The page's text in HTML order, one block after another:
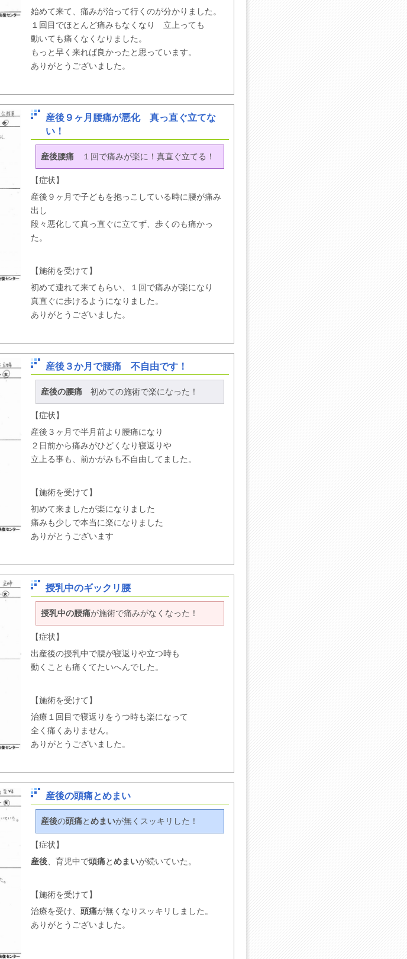
始めて来て、痛みが治って行くのが分かりました。
１回目でほとんど痛みもなくなり 立上っても
動いても痛くなくなりました。
もっと早く来れば良かったと思っています。
ありがとうございました。
産後９ヶ月腰痛が悪化 真っ直ぐ立てな
い！
産後腰痛 １回で痛みが楽に！真直ぐ立てる！
【症状】
産後９ヶ月で子どもを抱っこしている時に腰が痛み
出し
段々悪化して真っ直ぐに立てず、歩くのも痛かっ
た。
【施術を受けて】
初めて連れて来てもらい、１回で痛みが楽になり
真直ぐに歩けるようになりました。
ありがとうございました。
産後３か月で腰痛 不自由です！
産後の腰痛 初めての施術で楽になった！
【症状】
産後３ヶ月で半月前より腰痛になり
２日前から痛みがひどくなり寝返りや
立上る事も、前かがみも不自由してました。
【施術を受けて】
初めて来ましたが楽になりました
痛みも少しで本当に楽になりました
ありがとうございます
授乳中のギックリ腰
授乳中の腰痛が施術で痛みがなくなった！
【症状】
出産後の授乳中で腰が寝返りや立つ時も
動くことも痛くてたいへんでした。
【施術を受けて】
治療１回目で寝返りをうつ時も楽になって
全く痛くありません。
ありがとうございました。
産後の頭痛とめまい
産後の頭痛と めまいが無くスッキリした！
【症状】
産後、育児中で頭痛と めまいが続いていた。
【施術を受けて】
治療を受け、 頭痛が無くなりスッキリしました。
ありがとうございました。